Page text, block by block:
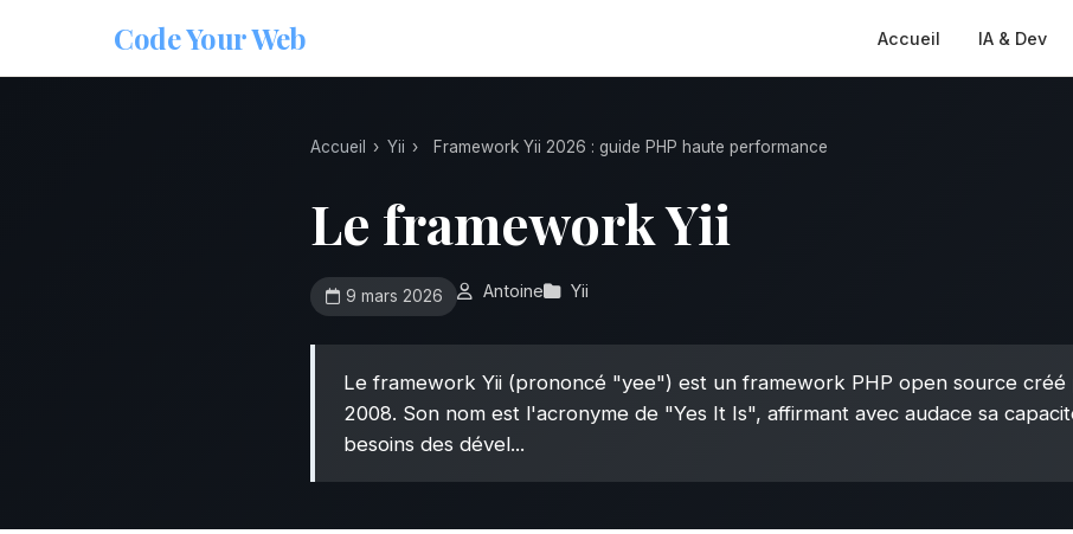
Code YourWeb Accueil IA & Dev
Accueil › Yii › Framework Yii 2026 : guide PHP haute performance
Le framework Yii
9 mars 2026 Antoine Yii
Le framework Yii (prononcé "yee") est un framework PHP open source créé
2008. Son nom est l'acronyme de "Yes It Is", affirmant avec audace sa
besoins des dével...